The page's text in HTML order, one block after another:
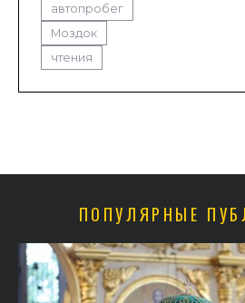
автопробег
Моздок
чтения
ПОПУЛЯРНЫЕ